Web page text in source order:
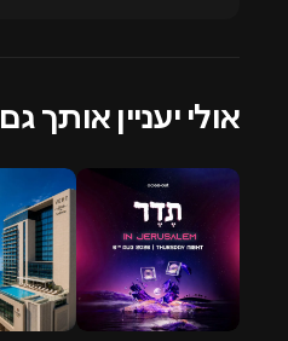
אולי יעניין אותך גם